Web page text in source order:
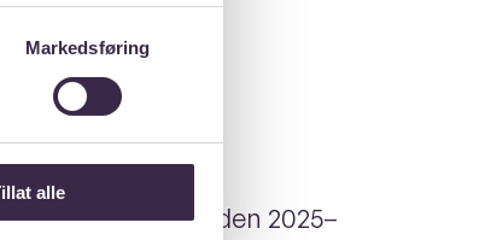
Markedsføring
alle
i ANSA for perioden 2025–